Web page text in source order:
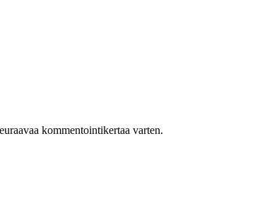
kommentointikertaa varten.